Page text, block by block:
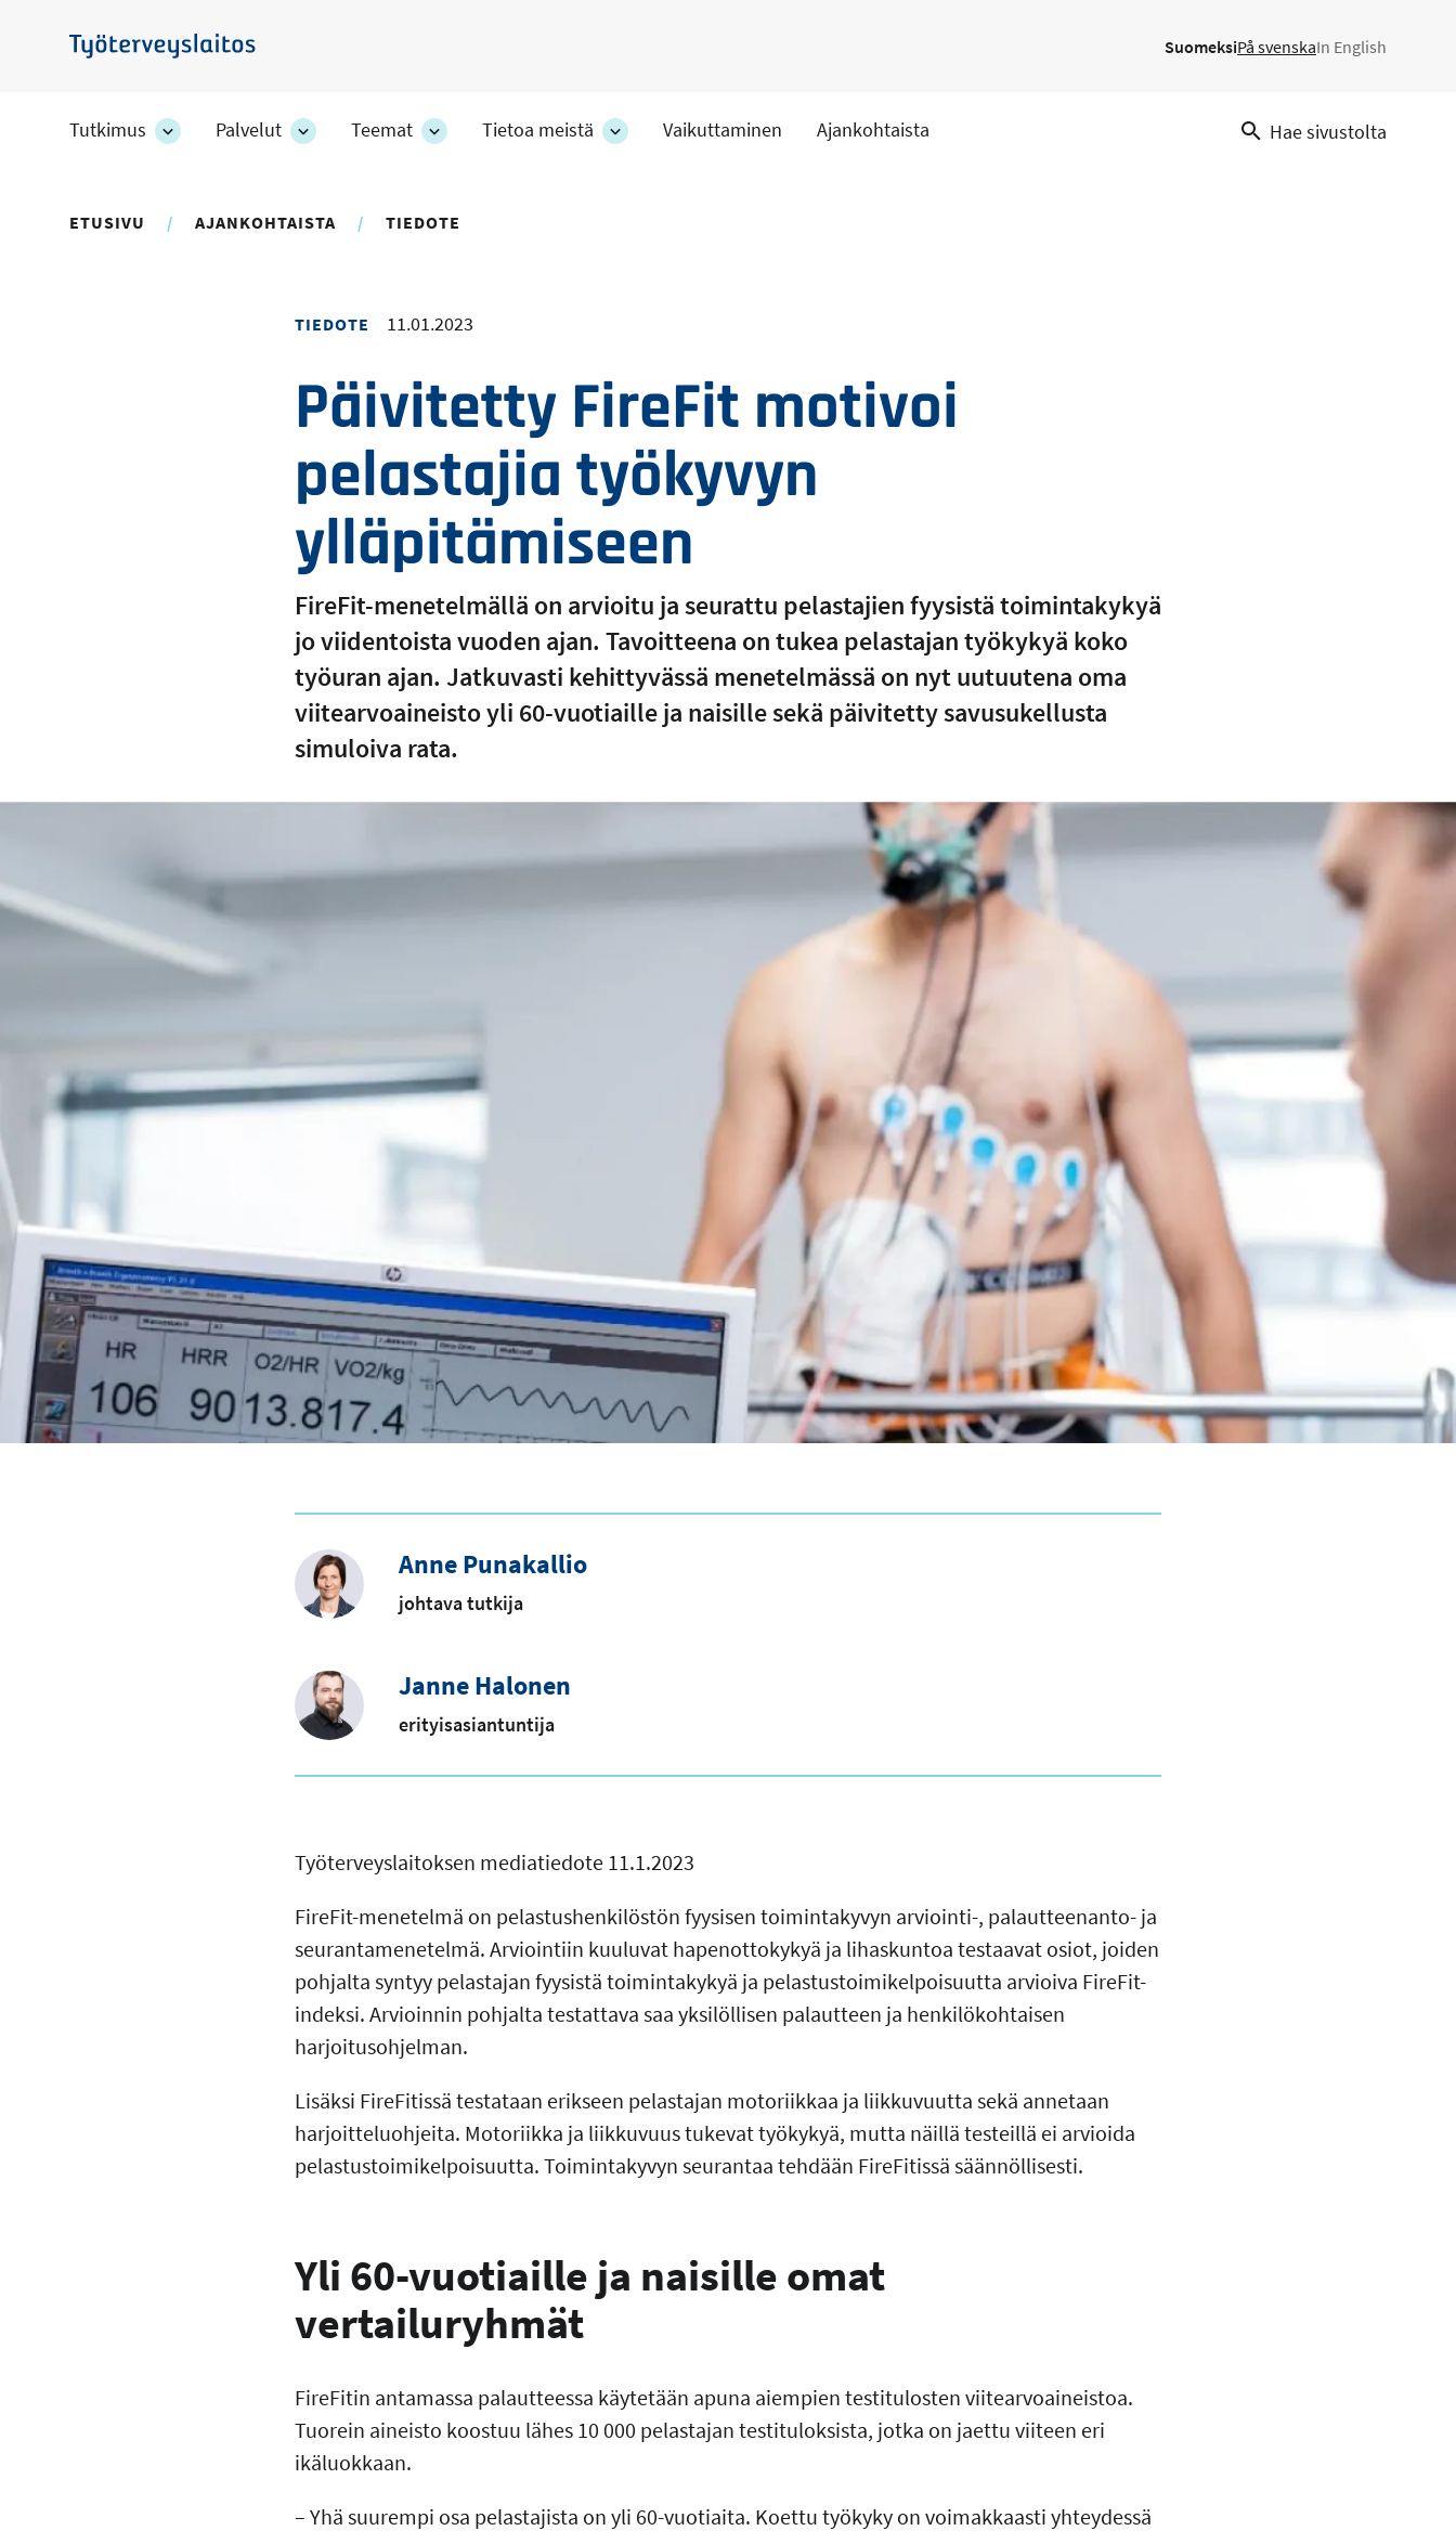
pääsisältöön
Työterveyslaitos
SuomeksiPå svenskaIn English
Tutkimus
TutkimusPalvelut
PalvelutTeemat
TeematTietoa meistä
TietoaVaikuttaminen Ajankohtaista Hae sivustolta
ETUSIVU AJANKOHTAISTA TIEDOTE
TIEDOTE 11.01.2023
Päivitetty FireFit motivoi
pelastajia työkyvyn
ylläpitämiseen
FireFit-menetelmällä on arvioitu ja seurattu pelastajien fyysistä toimintakykyä
jo viidentoista vuoden ajan. Tavoitteena on tukea pelastajan työkykyä koko
työuran ajan. Jatkuvasti kehittyvässä menetelmässä on nyt uutuutena oma
viitearvoaineisto yli 60-vuotiaille ja naisille sekä päivitetty savusukellusta
simuloiva rata.
Anne Punakallio
johtava tutkija
Janne Halonen
erityisasiantuntija
Työterveyslaitoksen mediatiedote 11.1.2023
FireFit-menetelmä on pelastushenkilöstön fyysisen toimintakyvyn arviointi-, palautteenanto- ja
seurantamenetelmä. Arviointiin kuuluvat hapenottokykyä ja lihaskuntoa testaavat osiot, joiden
pohjalta syntyy pelastajan fyysistä toimintakykyä ja pelastustoimikelpoisuutta arvioiva FireFit-
indeksi. Arvioinnin pohjalta testattava saa yksilöllisen palautteen ja henkilökohtaisen
harjoitusohjelman.
Lisäksi FireFitissä testataan erikseen pelastajan motoriikkaa ja liikkuvuutta sekä annetaan
harjoitteluohjeita. Motoriikka ja liikkuvuus tukevat työkykyä, mutta näillä testeillä ei arvioida
pelastustoimikelpoisuutta. Toimintakyvyn seurantaa tehdään FireFitissä säännöllisesti.
Yli 60-vuotiaille ja naisille omat
vertailuryhmät
FireFitin antamassa palautteessa käytetään apuna aiempien testitulosten viitearvoaineistoa.
Tuorein aineisto koostuu lähes 10 000 pelastajan testituloksista, jotka on jaettu viiteen eri
ikäluokkaan.
– Yhä suurempi osa pelastajista on yli 60-vuotiaita. Koettu työkyky on voimakkaasti yhteydessä